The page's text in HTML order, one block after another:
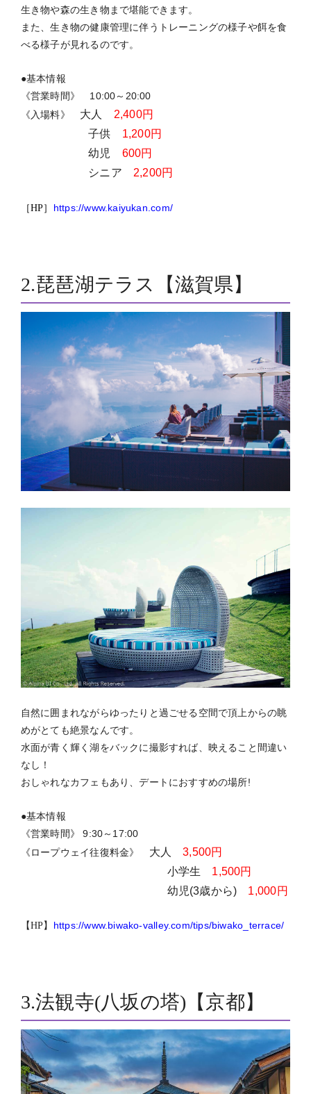
生き物や森の生き物まで堪能できます。
また、生き物の健康管理に伴うトレーニングの様子や餌を食
べる様子が見れるのです。
●基本情報
《営業時間》 10:00～20:00
《入場料》 大人 2,400円
子供 1,200円
幼児 600円
シニア 2,200円
［HP］ https://www.kaiyukan.com/
2.琵琶湖テラス【滋賀県】
自然に囲まれながらゆったりと過ごせる空間で頂上からの眺
めがとても絶景なんです。
水面が青く輝く湖をバックに撮影すれば、映えること間違い
なし！
おしゃれなカフェもあり、デートにおすすめの場所!
●基本情報
《営業時間》 9:30～17:00
《ロープウェイ往復料金》 大人3,500円
小学生 1,500円
幼児(3歳から) 1,000円
【HP】 https://www.biwako-valley.com/tips/biwako_terrace/
3.法観寺(八坂の塔)【京都】